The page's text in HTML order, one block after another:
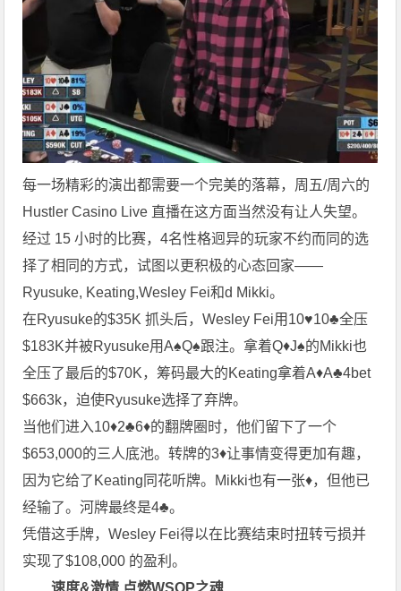
每一场精彩的演出都需要一个完美的落幕，周五/周六的
Hustler Casino Live 直播在这方面当然没有让人失望。
经过 15 小时的比赛，4名性格迥异的玩家不约而同的选
择了相同的方式，试图以更积极的心态回家——
Ryusuke, Keating,Wesley Fei和d Mikki。
在Ryusuke的$35K 抓头后，Wesley Fei用10♥10♣全压
$183K并被Ryusuke用A♠Q♠跟注。拿着Q♦J♠的Mikki也
全压了最后的$70K，筹码最大的Keating拿着A♦A♣4bet
$663k，迫使Ryusuke选择了弃牌。
当他们进入10♦2♣6♦的翻牌圈时，他们留下了一个
$653,000的三人底池。转牌的3♦让事情变得更加有趣，
因为它给了Keating同花听牌。Mikki也有一张♦，但他已
经输了。河牌最终是4♣。
凭借这手牌，Wesley Fei得以在比赛结束时扭转亏损并
实现了$108,000 的盈利。
速度&激情 点燃WSOP之魂